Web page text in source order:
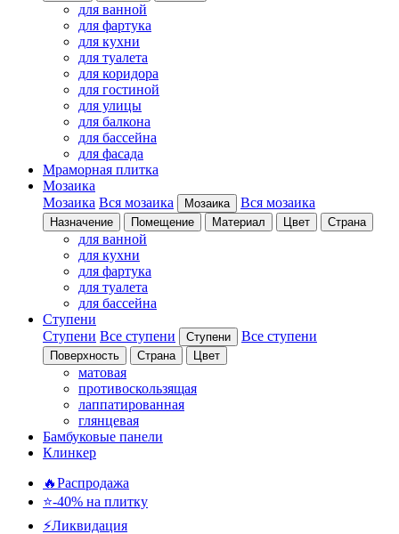
для ванной
для фартука
для кухни
для туалета
для коридора
для гостиной
для улицы
для балкона
для бассейна
для фасада
Мраморная плитка
Мозаика
Мозаика Вся мозаика Мозаика Вся мозаика
Назначение Помещение Материал Цвет Страна
для ванной
для кухни
для фартука
для туалета
для бассейна
Ступени
Ступени Все ступени Ступени Все ступени
Поверхность Страна Цвет
матовая
противоскользящая
лаппатированная
глянцевая
Бамбуковые панели
Клинкер
🔥Распродажа
⭐-40% на плитку
⚡️Ликвидация